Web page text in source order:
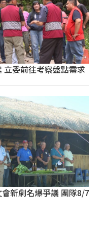
立委前往考察盤點需求
會新劇名爆爭議 團隊8/7